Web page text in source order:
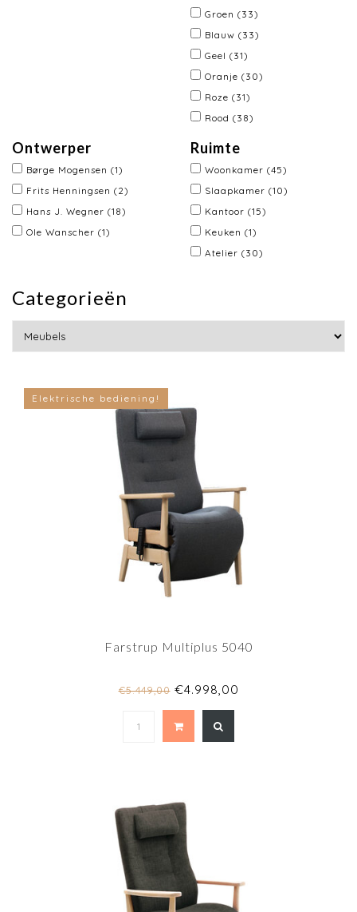
Groen (33)
Blauw (33)
Geel (31)
Oranje (30)
Roze (31)
Rood (38)
Ontwerper
Børge Mogensen (1)
Frits Henningsen (2)
Hans J. Wegner (18)
Ole Wanscher (1)
Ruimte
Woonkamer (45)
Slaapkamer (10)
Kantoor (15)
Keuken (1)
Atelier (30)
Categorieën
Elektrische bediening!
Farstrup Multiplus 5040
€5.449,00€4.998,00